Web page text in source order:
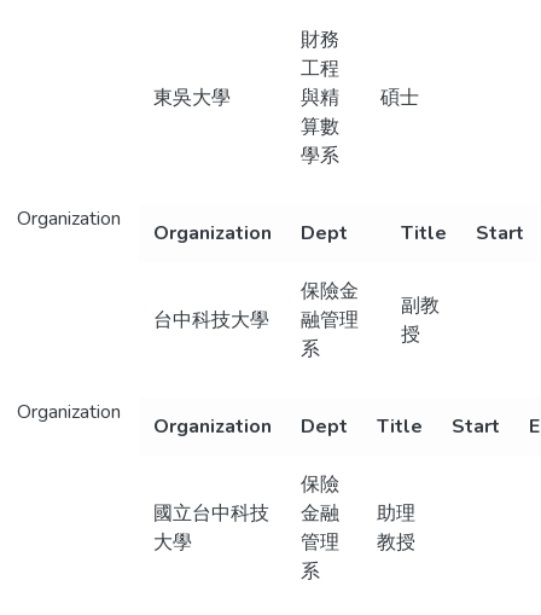
東吳大學
財務
工程
與精
算數
學系
碩士
Organization
Organization Dept Title Start
台中科技大學
保險金
融管理
系
副教
授
Organization
Organization Dept Title Start
國立台中科技
大學
保險
金融
管理
系
助理
教授